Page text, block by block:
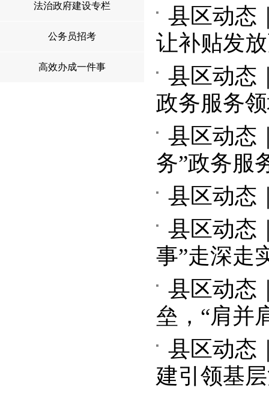
法治政府建设专栏
公务员招考
高效办成一件事
县区动态
让补贴发
县区动态
政务服务
县区动态
务”政务服
县区动态
县区动态
事”走深走
县区动态
垒，“肩并
县区动态
建引领基